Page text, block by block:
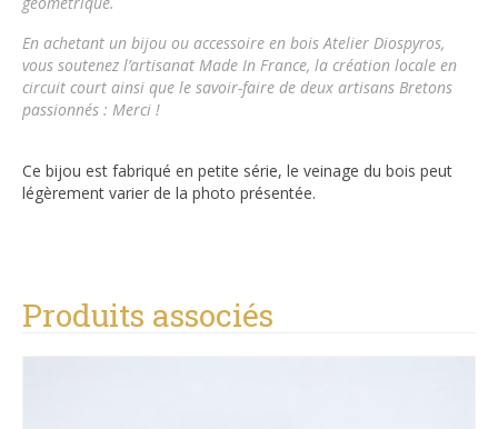
En achetant un bijou ou accessoire en bois Atelier Diospyros,
vous soutenez l’artisanat Made In France, la création locale en
circuit court ainsi que le savoir-faire de deux artisans Bretons
passionnés : Merci !
Ce bijou est fabriqué en petite série, le veinage du bois peut
légèrement varier de la photo présentée.
Produits associés